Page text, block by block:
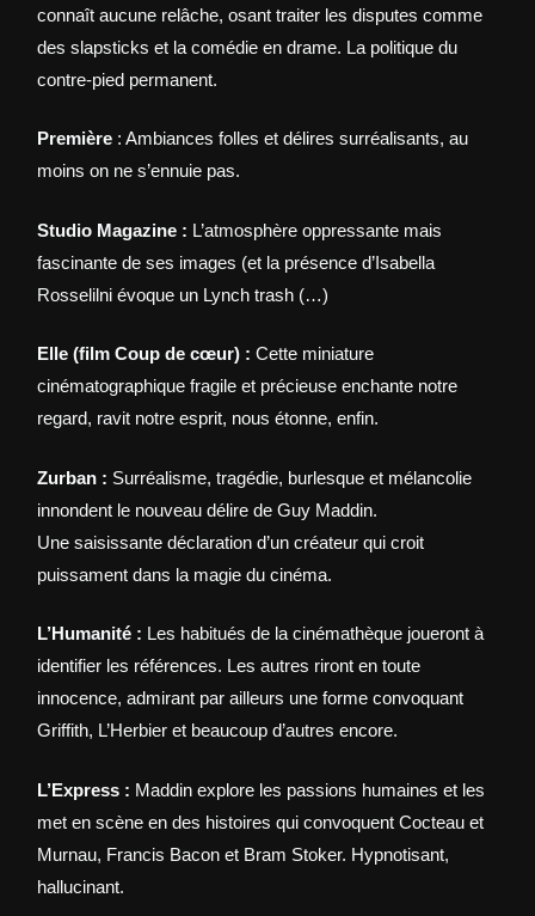
connaît aucune relâche, osant traiter les disputes comme
des slapsticks et la comédie en drame. La politique du
contre-pied permanent.
Première : Ambiances folles et délires surréalisants, au
moins on ne s’ennuie pas.
Studio Magazine : L’atmosphère oppressante mais
fascinante de ses images (et la présence d’Isabella
Rosselilni évoque un Lynch trash (…)
Elle (film Coup de cœur) : Cette miniature
cinématographique fragile et précieuse enchante notre
regard, ravit notre esprit, nous étonne, enfin.
Zurban : Surréalisme, tragédie, burlesque et mélancolie
innondent le nouveau délire de Guy Maddin.
Une saisissante déclaration d’un créateur qui croit
puissament dans la magie du cinéma.
L’Humanité : Les habitués de la cinémathèque joueront à
identifier les références. Les autres riront en toute
innocence, admirant par ailleurs une forme convoquant
Griffith, L’Herbier et beaucoup d’autres encore.
L’Express : Maddin explore les passions humaines et les
met en scène en des histoires qui convoquent Cocteau et
Murnau, Francis Bacon et Bram Stoker. Hypnotisant,
hallucinant.